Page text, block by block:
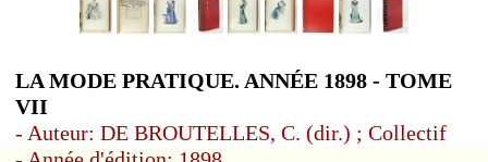
LA MODE PRATIQUE. ANNÉE 1898 - TOME
VII
- Auteur: DE BROUTELLES, C. (dir.) ; Collectif